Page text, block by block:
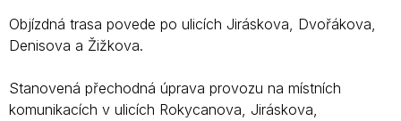
Objízdná trasa povede po ulicích Jiráskova, Dvořákova,
Denisova a Žižkova.
Stanovená přechodná úprava provozu na místních
komunikacích v ulicích Rokycanova, Jiráskova,